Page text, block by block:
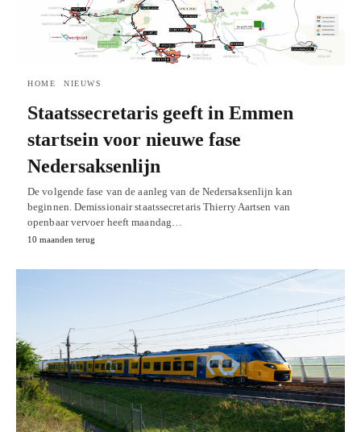
HOME NIEUWS
Staatssecretaris geeft in Emmen
startsein voor nieuwe fase
Nedersaksenlijn
De volgende fase van de aanleg van de Nedersaksenlijn kan
beginnen. Demissionair staatssecretaris Thierry Aartsen van
openbaar vervoer heeft maandag…
10 maanden terug